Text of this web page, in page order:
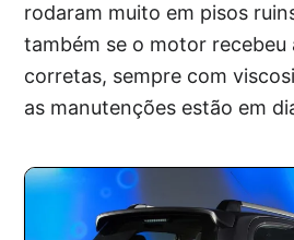
rodaram muito em pisos
também se o motor recebeu
corretas, sempre com
as manutenções estão em